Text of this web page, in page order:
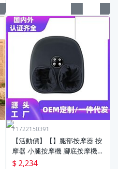
Y1722150391
【活動價】【】腿部按摩器 按
摩器 小腿按摩機 腳底按摩機
深層按摩軟體全自動足療機穴
$ 2,234